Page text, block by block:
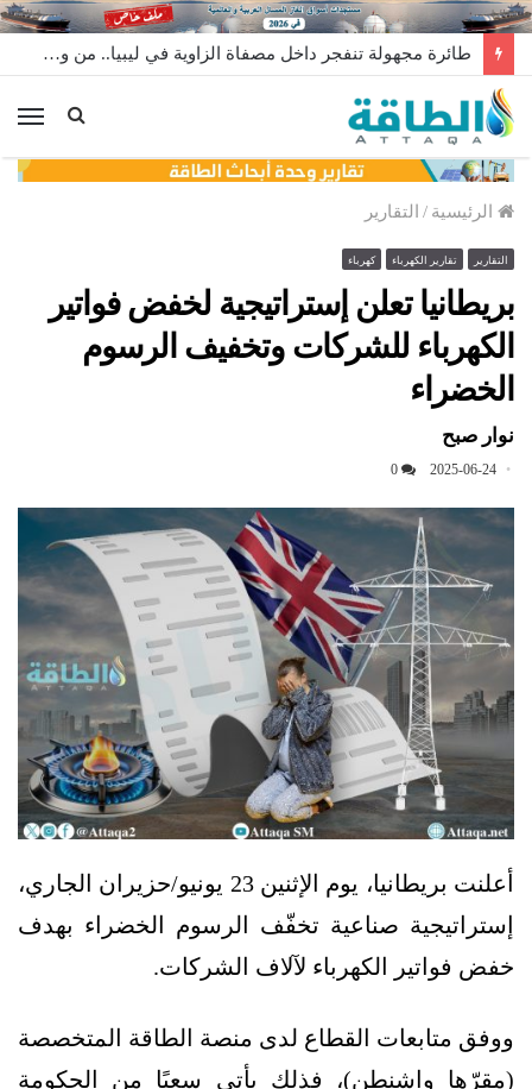
طائرة مجهولة تنفجر داخل مصفاة الزاوية في ليبيا.. من وراء إطلاقها؟
الرئيسية / التقارير
التقارير تقارير الكهرباء كهرباء
بريطانيا تعلن إستراتيجية لخفض فواتير
الكهرباء للشركات وتخفيف الرسوم
الخضراء
نوار صبح
2025-06-24
0
أعلنت بريطانيا، يوم الإثنين 23 يونيو/حزيران الجاري،
إستراتيجية صناعية تخفّف الرسوم الخضراء بهدف
خفض فواتير الكهرباء لآلاف الشركات.
ووفق متابعات القطاع لدى منصة الطاقة المتخصصة
(مقرّها واشنطن)، فذلك يأتي سعيًا من الحكومة